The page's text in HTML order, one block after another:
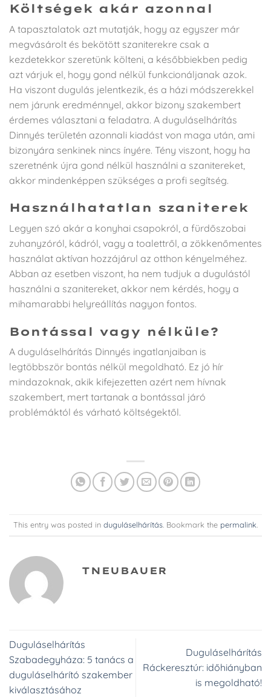
Költségek akár azonnal
A tapasztalatok azt mutatják, hogy az egyszer már
megvásárolt és bekötött szaniterekre csak a
kezdetekkor szeretünk költeni, a későbbiekben pedig
azt várjuk el, hogy gond nélkül funkcionáljanak azok.
Ha viszont dugulás jelentkezik, és a házi módszerekkel
nem járunk eredménnyel, akkor bizony szakembert
érdemes választani a feladatra. A duguláselhárítás
Dinnyés területén azonnali kiadást von maga után, ami
bizonyára senkinek nincs ínyére. Tény viszont, hogy ha
szeretnénk újra gond nélkül használni a szanitereket,
akkor mindenképpen szükséges a profi segítség.
Használhatatlan szaniterek
Legyen szó akár a konyhai csapokról, a fürdőszobai
zuhanyzóról, kádról, vagy a toalettről, a zökkenőmentes
használat aktívan hozzájárul az otthon kényelméhez.
Abban az esetben viszont, ha nem tudjuk a dugulástól
használni a szanitereket, akkor nem kérdés, hogy a
mihamarabbi helyreállítás nagyon fontos.
Bontással vagy nélküle?
A duguláselhárítás Dinnyés ingatlanjaiban is
legtöbbször bontás nélkül megoldható. Ez jó hír
mindazoknak, akik kifejezetten azért nem hívnak
szakembert, mert tartanak a bontással járó
problémáktól és várható költségektől.
This entry was posted in duguláselhárítás. Bookmark the permalink.
TNEUBAUER
Duguláselhárítás
Szabadegyháza: 5 tanács a
duguláselhárító szakember
kiválasztásához
Duguláselhárítás
Ráckeresztúr: időhiányban
is megoldható!